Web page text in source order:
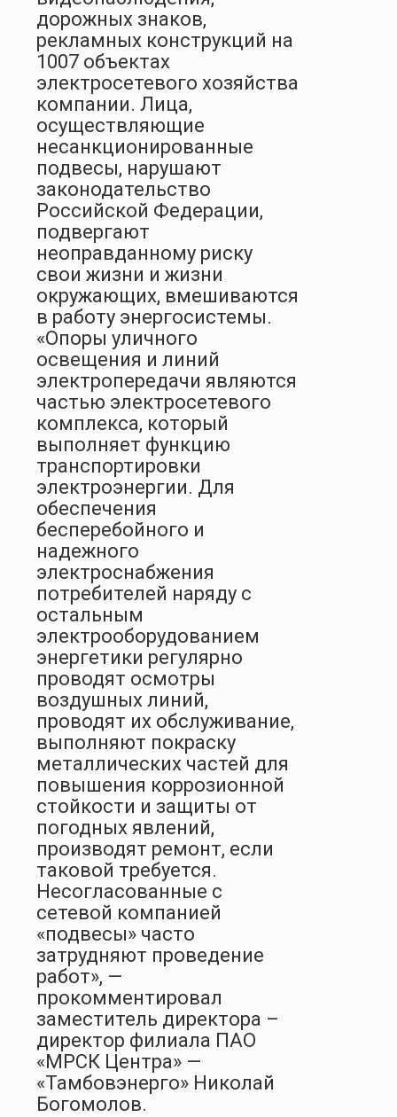
дорожных знаков,
рекламных конструкций на
1007 объектах
электросетевого хозяйства
компании. Лица,
осуществляющие
несанкционированные
подвесы, нарушают
законодательство
Российской Федерации,
подвергают
неоправданному риску
свои жизни и жизни
окружающих, вмешиваются
в работу энергосистемы.
«Опоры уличного
освещения и линий
электропередачи являются
частью электросетевого
комплекса, который
выполняет функцию
транспортировки
электроэнергии. Для
обеспечения
бесперебойного и
надежного
электроснабжения
потребителей наряду с
остальным
электрооборудованием
энергетики регулярно
проводят осмотры
воздушных линий,
проводят их обслуживание,
выполняют покраску
металлических частей для
повышения коррозионной
стойкости и защиты от
погодных явлений,
производят ремонт, если
таковой требуется.
Несогласованные с
сетевой компанией
«подвесы» часто
затрудняют проведение
работ», —
прокомментировал
заместитель директора –
директор филиала ПАО
«МРСК Центра» —
«Тамбовэнерго» Николай
Богомолов.